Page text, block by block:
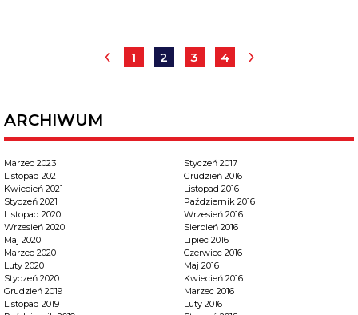
‹ 1 2 3 4 ›
ARCHIWUM
Marzec 2023
Listopad 2021
Kwiecień 2021
Styczeń 2021
Listopad 2020
Wrzesień 2020
Maj 2020
Marzec 2020
Luty 2020
Styczeń 2020
Grudzień 2019
Listopad 2019
Styczeń 2017
Grudzień 2016
Listopad 2016
Październik 2016
Wrzesień 2016
Sierpień 2016
Lipiec 2016
Czerwiec 2016
Maj 2016
Kwiecień 2016
Marzec 2016
Luty 2016